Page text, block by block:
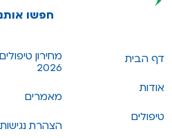
חפשו
דף הבית
אודות
טיפולים
מחירון טיפולים
2026
מאמרים
הצהרת נגישות